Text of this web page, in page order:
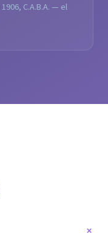
C.A.B.A. — el